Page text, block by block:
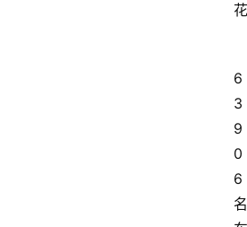
花
6
3
9
0
6
名